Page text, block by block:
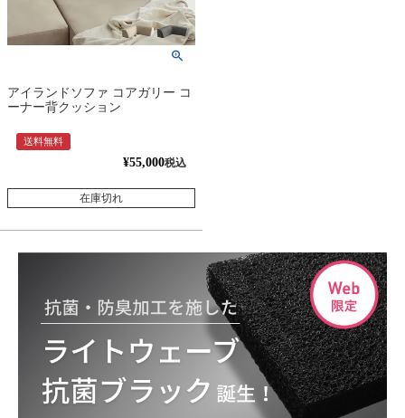
アイランドソファ コアガリー コ
ーナー背クッション
送料無料
¥55,000税込
在庫切れ